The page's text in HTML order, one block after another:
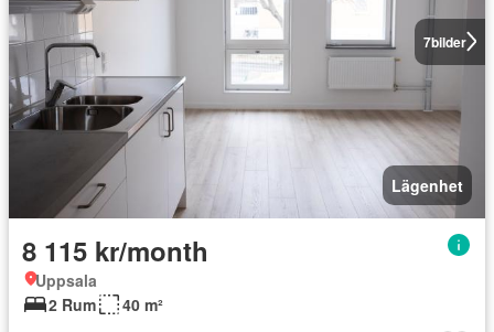
7bilder
Lägenhet
8 115 kr/month
Uppsala
2 Rum
40 m²